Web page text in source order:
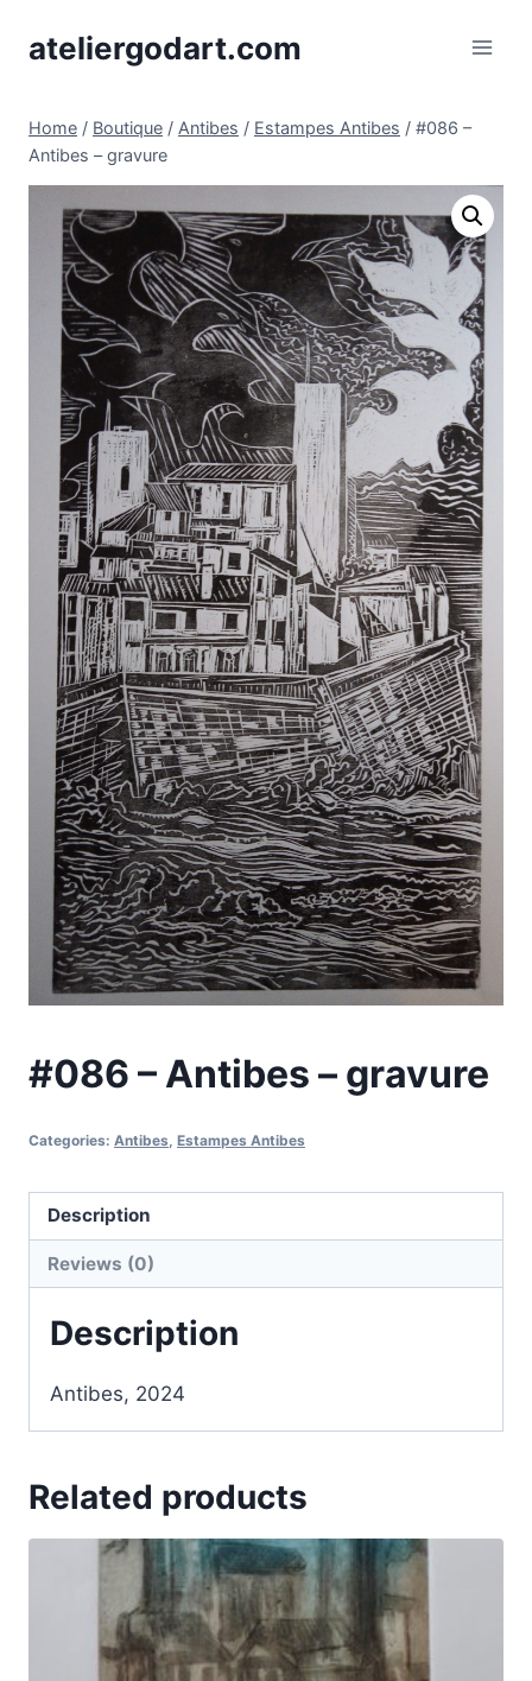
ateliergodart.com
Home / Boutique / Antibes / Estampes Antibes / #086 –
Antibes – gravure
#086 – Antibes – gravure
Categories: Antibes Estampes Antibes
Description
Reviews (0)
Description
Antibes, 2024
Related products